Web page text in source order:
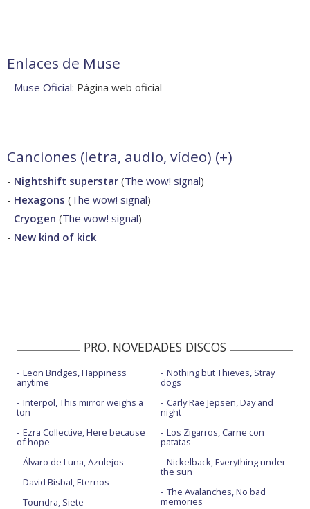
Enlaces de Muse
- Muse Oficial: Página web oficial
Canciones (letra, audio, vídeo) (+)
- Nightshift superstar (The wow! signal)
- Hexagons (The wow! signal)
- Cryogen (The wow! signal)
- New kind of kick
PRO. NOVEDADES DISCOS
Leon Bridges, Happiness
anytime
Interpol, This mirror weighs a
ton
Ezra Collective, Here because
of hope
Álvaro de Luna, Azulejos
David Bisbal, Eternos
Toundra, Siete
Nothing but Thieves, Stray
dogs
Carly Rae Jepsen, Day and
night
Los Zigarros, Carne con
patatas
Nickelback, Everything under
the sun
The Avalanches, No bad
memories